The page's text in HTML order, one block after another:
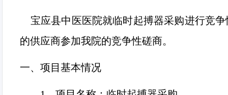
宝应县中医医院就临时起搏器采购进行竞
的供应商参加我院的竞争性磋商。
一、项目基本情况